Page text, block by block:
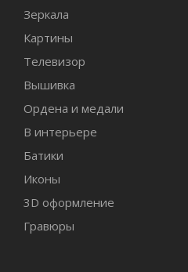
Зеркала
Картины
Телевизор
Вышивка
Ордена и медали
В интерьере
Батики
Иконы
3D оформление
Гравюры